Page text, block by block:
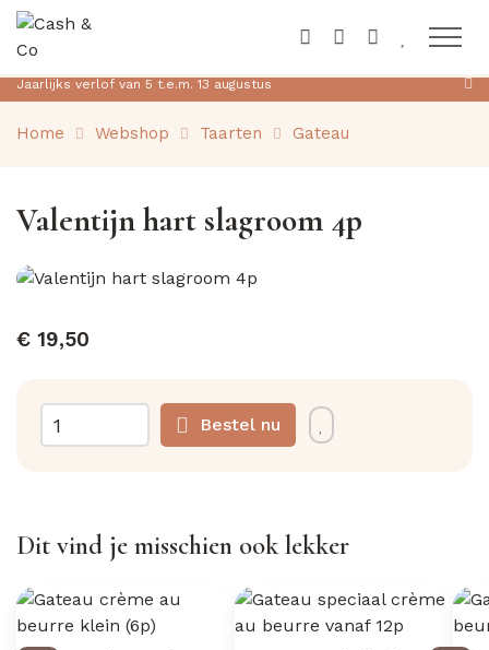
Jaarlijks verlof van 5 t.e.m. 13 augustus
Toon
Home Webshop Taarten Gateau
Valentijn hart slagroom 4p
€ 19,50
Bestel nu
Dit vind je misschien ook lekker